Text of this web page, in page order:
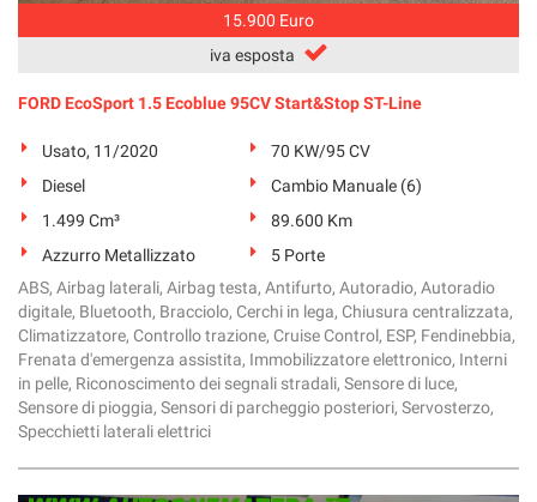
15.900 Euro
iva esposta
FORD EcoSport 1.5 Ecoblue 95CV Start&Stop ST-Line
Usato, 11/2020
70 KW/95 CV
Diesel
Cambio Manuale (6)
1.499 Cm³
89.600 Km
Azzurro Metallizzato
5 Porte
ABS, Airbag laterali, Airbag testa, Antifurto, Autoradio, Autoradio
digitale, Bluetooth, Bracciolo, Cerchi in lega, Chiusura centralizzata,
Climatizzatore, Controllo trazione, Cruise Control, ESP, Fendinebbia,
Frenata d'emergenza assistita, Immobilizzatore elettronico, Interni
in pelle, Riconoscimento dei segnali stradali, Sensore di luce,
Sensore di pioggia, Sensori di parcheggio posteriori, Servosterzo,
Specchietti laterali elettrici